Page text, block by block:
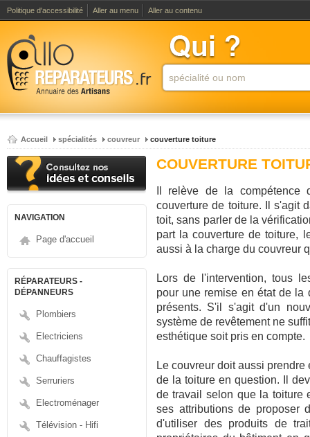
Politique d'accessibilité Aller au menu Aller au contenu
Accueil spécialités couvreur couverture toiture
NAVIGATION
Page d'accueil
RÉPARATEURS -
DÉPANNEURS
Plombiers
Electriciens
Chauffagistes
Serruriers
Electroménager
Télévision - Hifi
COUVERTURE
Il relève de la
couverture de toiture. Il s'agit
toit, sans parler de la
part la couverture de toiture,
aussi à la charge du couvreur
Lors de l'intervention, tous
pour une remise en état de
présents. S'il s'agit d'un
système de revêtement ne
esthétique soit pris en compte.
Le couvreur doit aussi
de la toiture en question. Il
de travail selon que la toiture
ses attributions de proposer
d'utiliser des produits de